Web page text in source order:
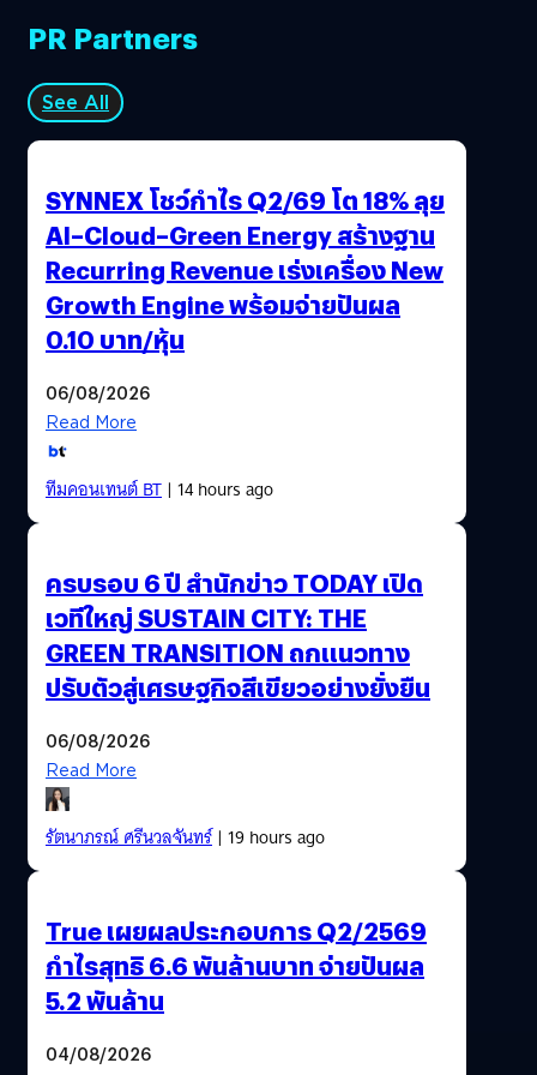
PR Partners
See All
SYNNEX โชว์กำไร Q2/69 โต 18% ลุย
AI–Cloud–Green Energy สร้างฐาน
Recurring Revenue เร่งเครื่อง New
Growth Engine พร้อมจ่ายปันผล
0.10 บาท/หุ้น
06/08/2026
Read More
ทีมคอนเทนต์ BT| 14 hours ago
ครบรอบ 6 ปี สำนักข่าว TODAY เปิด
เวทีใหญ่ SUSTAIN CITY: THE
GREEN TRANSITION ถกแนวทาง
ปรับตัวสู่เศรษฐกิจสีเขียวอย่างยั่งยืน
06/08/2026
Read More
รัตนาภรณ์ ศรีนวลจันทร์| 19 hours ago
True เผยผลประกอบการ Q2/2569
กำไรสุทธิ 6.6 พันล้านบาท จ่ายปันผล
5.2 พันล้าน
04/08/2026